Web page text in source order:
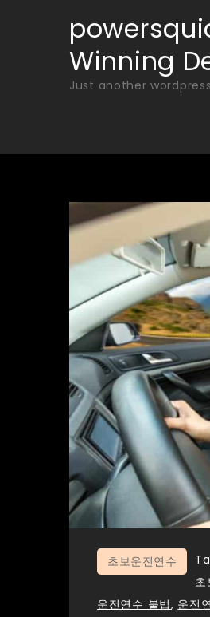
Winning
Just another
초보운전연수
초
운전연수 불법, 운전